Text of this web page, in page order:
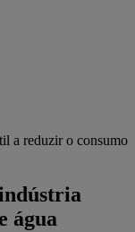
a reduzir o consumo
água